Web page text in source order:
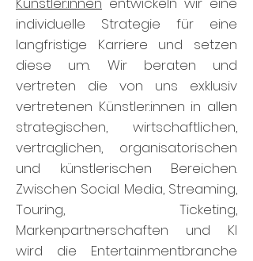
individuelle Strategie für eine
langfristige Karriere und setzen
diese um. Wir beraten und
vertreten die von uns exklusiv
vertretenen Künstler:innen in allen
strategischen, wirtschaftlichen,
vertraglichen, organisatorischen
und künstlerischen Bereichen.
Zwischen Social Media, Streaming,
Touring, Ticketing,
Markenpartnerschaften und KI
wird die Entertainmentbranche